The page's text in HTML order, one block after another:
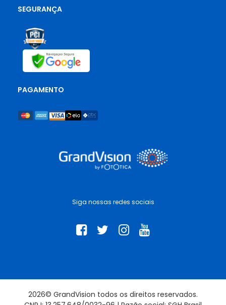
Siga nossas redes sociais
SEGURANÇA
PAGAMENTO
2026© GrandVision todos os direitos reservados.